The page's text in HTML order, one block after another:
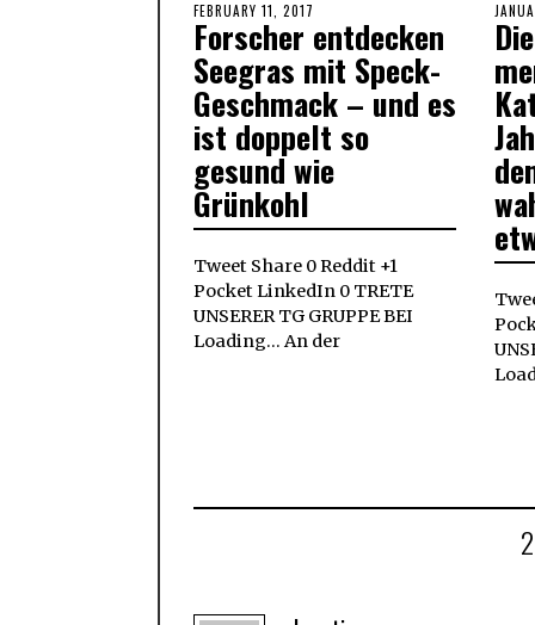
POSTED
ON
FEBRUARY 11, 2017
11,
2017
Forscher entdecken
Seegras mit Speck-
Geschmack – und es
ist doppelt so
gesund wie
Grünkohl
Tweet Share 0 Reddit +1
Pocket LinkedIn 0 TRETE
UNSERER TG GRUPPE BEI
Loading... An der
ON